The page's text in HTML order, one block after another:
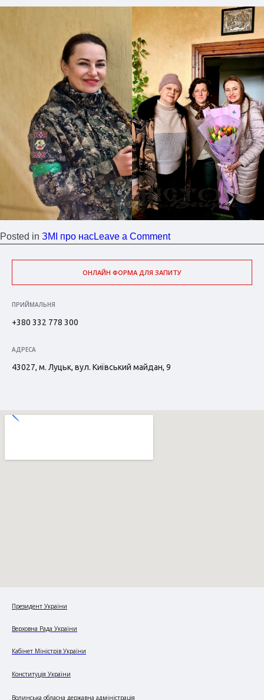
Posted in ЗМІ про насLeave a Comment
ОНЛАЙН ФОРМА ДЛЯ ЗАПИТУ
ПРИЙМАЛЬНЯ
+380 332 778 300
АДРЕСА
43027, м. Луцьк, вул. Київський майдан, 9
Президент України
Верховна Рада України
Кабінет Міністрів України
Конституція України
Волинська обласна державна адміністрація